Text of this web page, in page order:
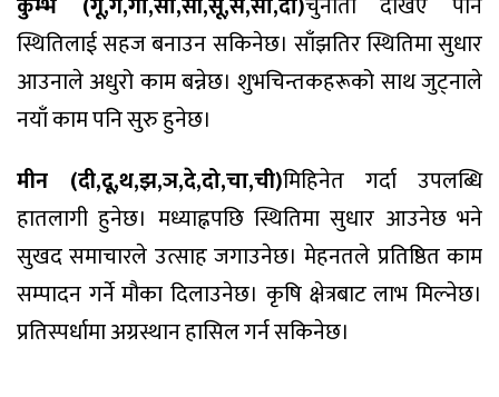
स्थितिलाई सहज बनाउन सकिनेछ। साँझतिर स्थितिमा सुधार
आउनाले अधुरो काम बन्नेछ। शुभचिन्तकहरूको साथ जुट्नाले
नयाँ काम पनि सुरु हुनेछ।
मीन (दी,दू,थ,झ,ञ,दे,दो,चा,ची)मिहिनेत गर्दा उपलब्धि
हातलागी हुनेछ। मध्याह्नपछि स्थितिमा सुधार आउनेछ भने
सुखद समाचारले उत्साह जगाउनेछ। मेहनतले प्रतिष्ठित काम
सम्पादन गर्ने मौका दिलाउनेछ। कृषि क्षेत्रबाट लाभ मिल्नेछ।
प्रतिस्पर्धामा अग्रस्थान हासिल गर्न सकिनेछ।